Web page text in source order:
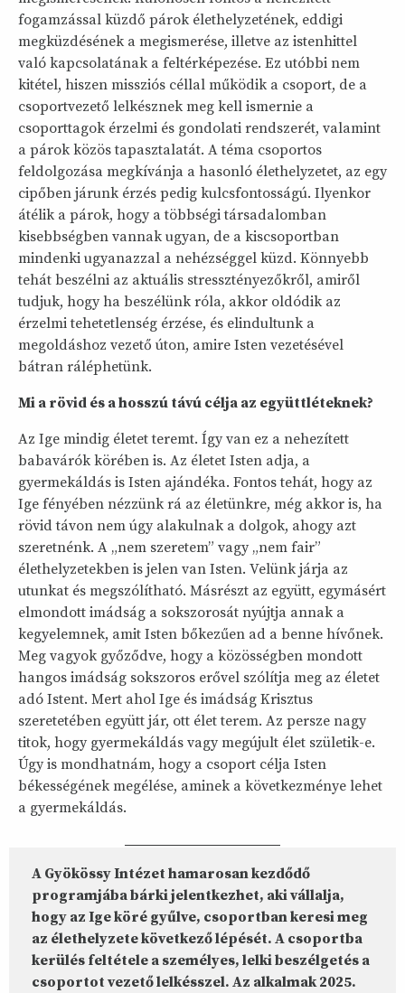
fogamzással küzdő párok élethelyzetének, eddigi
megküzdésének a megismerése, illetve az istenhittel
való kapcsolatának a feltérképezése. Ez utóbbi nem
kitétel, hiszen missziós céllal működik a csoport, de a
csoportvezető lelkésznek meg kell ismernie a
csoporttagok érzelmi és gondolati rendszerét, valamint
a párok közös tapasztalatát. A téma csoportos
feldolgozása megkívánja a hasonló élethelyzetet, az egy
cipőben járunk érzés pedig kulcsfontosságú. Ilyenkor
átélik a párok, hogy a többségi társadalomban
kisebbségben vannak ugyan, de a kiscsoportban
mindenki ugyanazzal a nehézséggel küzd. Könnyebb
tehát beszélni az aktuális stressztényezőkről, amiről
tudjuk, hogy ha beszélünk róla, akkor oldódik az
érzelmi tehetetlenség érzése, és elindultunk a
megoldáshoz vezető úton, amire Isten vezetésével
bátran ráléphetünk.
Mi a rövid és a hosszú távú célja az együttléteknek?
Az Ige mindig életet teremt. Így van ez a nehezített
babavárók körében is. Az életet Isten adja, a
gyermekáldás is Isten ajándéka. Fontos tehát, hogy az
Ige fényében nézzünk rá az életünkre, még akkor is, ha
rövid távon nem úgy alakulnak a dolgok, ahogy azt
szeretnénk. A „nem szeretem” vagy „nem fair”
élethelyzetekben is jelen van Isten. Velünk járja az
utunkat és megszólítható. Másrészt az együtt, egymásért
elmondott imádság a sokszorosát nyújtja annak a
kegyelemnek, amit Isten bőkezűen ad a benne hívőnek.
Meg vagyok győződve, hogy a közösségben mondott
hangos imádság sokszoros erővel szólítja meg az életet
adó Istent. Mert ahol Ige és imádság Krisztus
szeretetében együtt jár, ott élet terem. Az persze nagy
titok, hogy gyermekáldás vagy megújult élet születik-e.
Úgy is mondhatnám, hogy a csoport célja Isten
békességének megélése, aminek a következménye lehet
a gyermekáldás.
A Gyökössy Intézet hamarosan kezdődő
programjába bárki jelentkezhet, aki vállalja,
hogy az Ige köré gyűlve, csoportban keresi meg
az élethelyzete következő lépését. A csoportba
kerülés feltétele a személyes, lelki beszélgetés a
csoportot vezető lelkésszel. Az alkalmak 2025.